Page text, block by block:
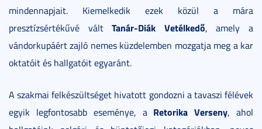
mindennapjait. Kiemelkedik ezek közül a mára
presztízsértékűvé váltTanár-Diák Vetélkedő, amely a
vándorkupáért zajló nemes küzdelemben mozgatja meg a kar
oktatóit és hallgatóit egyaránt.
A szakmai felkészültséget hivatott gondozni a tavaszi félévek
egyik legfontosabb eseménye, a Retorika Verseny, ahol